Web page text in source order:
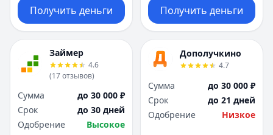
Получить деньги Получить деньги
Займер
4.6
(17отзывов)
Сумма
до 30 000 ₽
Срок
до 30 дней
Одобрение
Высокое
Дополучкино
4.7
Сумма
до 30 000 ₽
Срок
до 21 дней
Одобрение
Низкое